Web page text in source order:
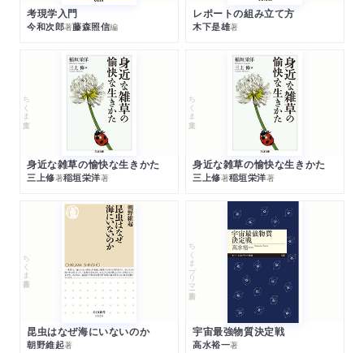
考現学入門
今和次郎著藤森照信編
レポートの組み立て方
木下是雄著
ちくま文庫
身近な雑草の愉快な生きかた
三上修著稲垣栄洋著
ちくま文庫
身近な雑草の愉快な生きかた
三上修著稲垣栄洋著
ちくま新書
昆虫はなぜ海にいないのか
朝野維起著
ちくまプリマー新書
宇宙最強物質決定戦
高水裕一著